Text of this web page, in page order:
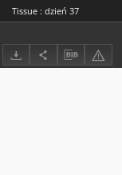
Tissue : dzień 37